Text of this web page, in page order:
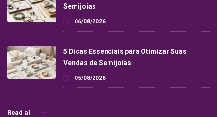
Semijoias
06/08/2026
5 Dicas Essenciais para Otimizar Suas
Vendas de Semijoias
05/08/2026
Read all